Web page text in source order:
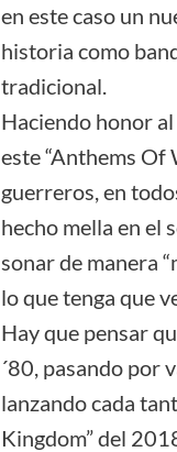
en este caso un
historia como
tradicional.
Haciendo honor
este “Anthems Of
guerreros, en
hecho mella en el
sonar de manera
lo que tenga que
Hay que pensar
´80, pasando por
lanzando cada
Kingdom” del